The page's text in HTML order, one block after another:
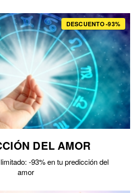
DESCUENTO -93%
DEL AMOR
-93% en tu predicción del
amor